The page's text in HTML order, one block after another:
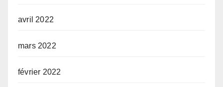
avril 2022
mars 2022
février 2022